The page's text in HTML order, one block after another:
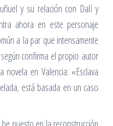
y su relación con Dalí y
ahora en este personaje
a la par que intensamente
confirma el propio autor
en Valencia: «Esclava
está basada en un caso